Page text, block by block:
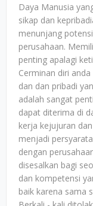
Daya Manusia
sikap dan
menunjang
perusahaan.
penting apalagi
Cerminan diri
dan dan pribadi
adalah sangat
dapat diterima di
kerja kejujuran
menjadi
dengan
disesalkan bagi
dan kompetensi
baik karena sama